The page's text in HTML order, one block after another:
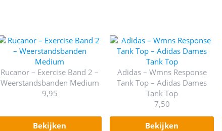
Rucanor – Exercise Band 2 –
Weerstandsbanden Medium
9,95
bekijken
Adidas – Wmns Response
Tank Top – Adidas Dames
Tank Top
7,50
bekijken